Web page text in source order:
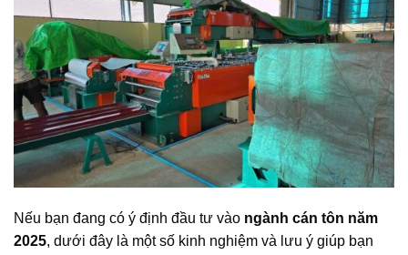
Nếu bạn đang có ý định đầu tư vào ngành cán tôn năm
2025, dưới đây là một số kinh nghiệm và lưu ý giúp bạn